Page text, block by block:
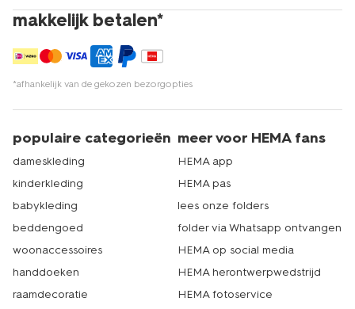
makkelijk betalen*
*afhankelijk van de gekozen bezorgopties
populaire categorieën
dameskleding
kinderkleding
babykleding
beddengoed
woonaccessoires
handdoeken
raamdecoratie
meer voor HEMA fans
HEMA app
HEMA pas
lees onze folders
folder via Whatsapp ontvangen
HEMA op social media
HEMA herontwerpwedstrijd
HEMA fotoservice